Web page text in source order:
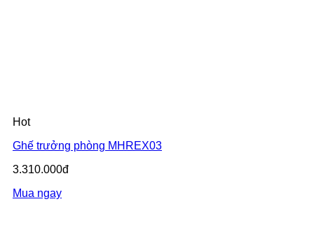
Hot
Ghế trưởng phòng MHREX03
3.310.000đ
Mua ngay